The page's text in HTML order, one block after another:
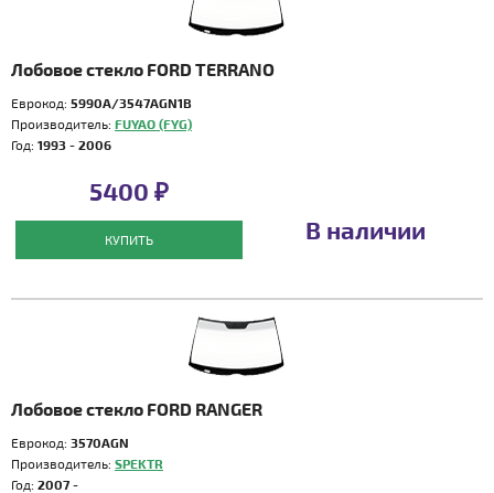
Лобовое стекло FORD TERRANO
Еврокод: 5990A/3547AGN1B
Производитель: FUYAO (FYG)
Год: 1993 - 2006
5400 ₽
КУПИТЬ В наличии
Лобовое стекло FORD RANGER
Еврокод: 3570AGN
Производитель: SPEKTR
Год: 2007 -